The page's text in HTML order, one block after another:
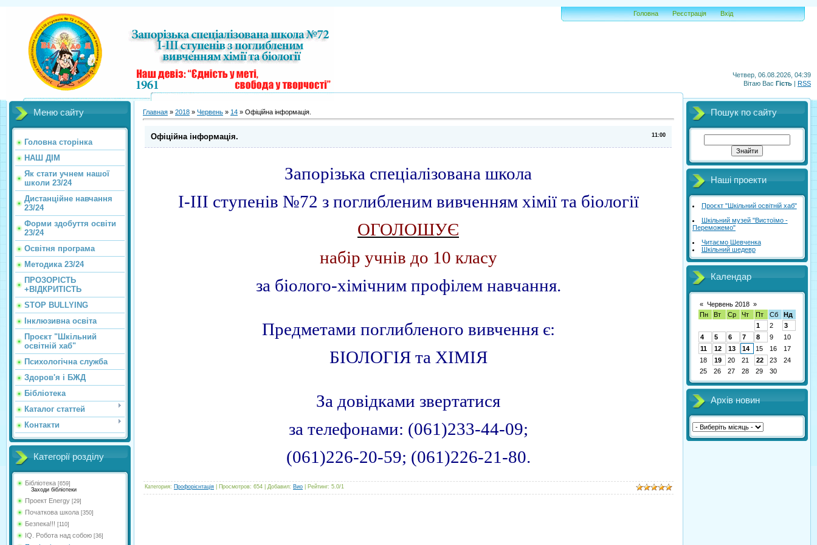
Четвер, 06.08.2026, 04:39
Вітаю Вас Гість | RSS
Головна Реєстрація Вхід
Меню сайту
Головна сторінка
НАШ ДІМ
Як стати учнем нашої
школи 23/24
Дистанційне навчання
23/24
Форми здобуття освіти
23/24
Освітня програма
Методика 23/24
ПРОЗОРІСТЬ
+ВІДКРИТІСТЬ
STOP BULLYING
Інклюзивна освіта
Проєкт "Шкільний
освітній хаб"
Психологічна служба
Здоров'я і БЖД
Бібліотека
Каталог статтей
Контакти
Категорії розділу
Бібліотека [659]
Заходи бібліотеки
Проект Energy [29]
Початкова школа [350]
Безпека!!! [110]
IQ. Робота над собою [36]
Главная » 2018 » Червень » 14 » Офіційна інформація.
11:00
Офіційна інформація.
Запорізька спеціалізована школа
І-ІІІ ступенів №72 з поглибленим вивченням хімії та біології
ОГОЛОШУЄ
набір учнів до 10 класу
за біолого-хімічним профілем навчання.
Предметами поглибленого вивчення є:
БІОЛОГІЯ та ХІМІЯ
За довідками звертатися
за телефонами: (061)233-44-09;
(061)226-20-59; (061)226-21-80.
Категория: Профорієнтація Просмотров: 654 Добавил: Вио Рейтинг: 5.0/1
Пошук по сайту
Наші проекти
Проєкт "Шкільний освітній хаб"
Шкільний музей "Вистоїмо -
Переможемо"
Читаємо Шевченка
Шкільний шедевр
Календар
« Червень 2018 »
Пн
Вт Ср Чт Пт Сб
Нд
1
2
3
4
5 6 7 8 9
10
11
12 13 14 15 16
17
18
19 20 21 22 23
24
25
26 27 28 29 30
Архів новин